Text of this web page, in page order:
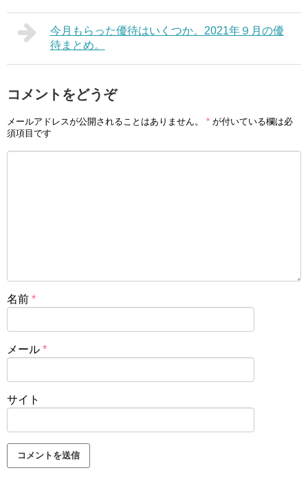
今月もらった優待はいくつか。2021年９月の優
待まとめ。
コメントをどうぞ
メールアドレスが公開されることはありません。 * が付いている欄は必
須項目です
名前 *
メール *
サイト